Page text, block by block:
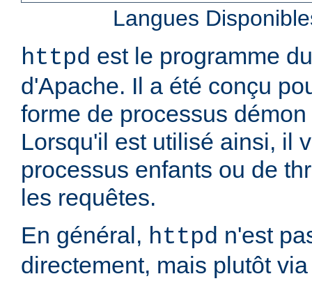
Langues
httpd est le programme
d'Apache. Il a été conçu
forme de processus
Lorsqu'il est utilisé ainsi, il
processus enfants ou de
les requêtes.
En général, httpd n'est
directement, mais plutôt